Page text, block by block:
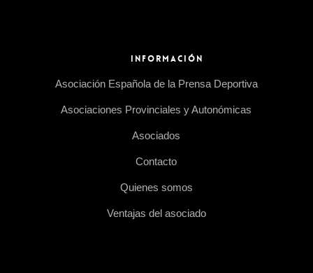
INFORMACIÓN
Asociación Española de la Prensa Deportiva
Asociaciones Provinciales y Autonómicas
Asociados
Contacto
Quienes somos
Ventajas del asociado